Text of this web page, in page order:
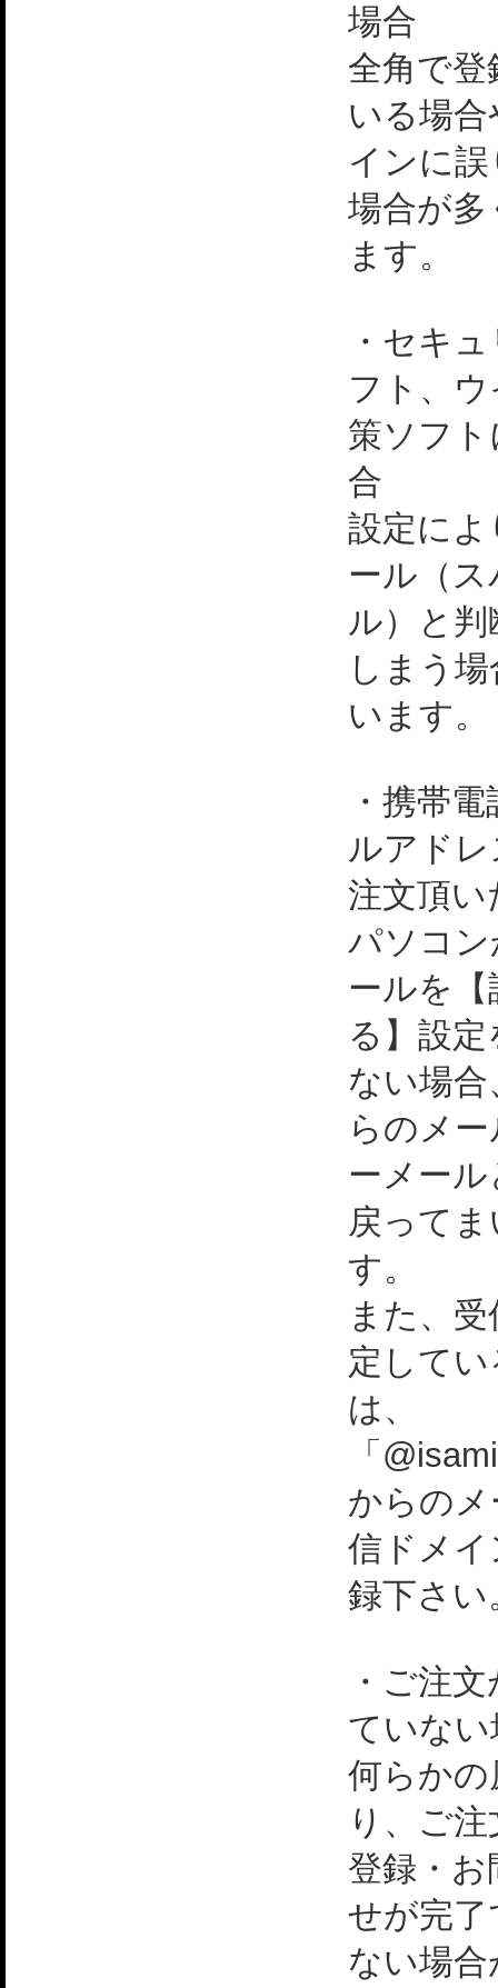
場合
全角で
いる場
インに
場合が
ます。
・セキ
フト、
策ソフ
合
設定に
ール（
ル）と
しまう
います。
・携帯
ルアド
注文頂い
パソコ
ールを【
る】設
ない場
らのメ
ーメー
戻って
す。
また、
定して
は、
「
からの
信ドメ
録下さい
・ご注
ていない
何らか
り、ご
登録・
せが完
ない場